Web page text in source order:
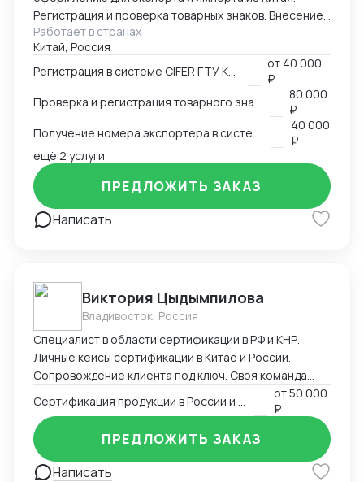
Регистрация и проверка товарных знаков. Внесение
в таможенный реестр товарных знаков.
Изготовление маркировки для пищевой продукции
для реализации в Китае. Получение номера
HS и CIQ кодов.
Работает в странах
Китай, Россия
от 40 000
₽
80 000
₽
40 000
₽
ещё 2 услуги
Написать
ПРЕДЛОЖИТЬ ЗАКАЗ
Виктория Цыдымпилова
Владивосток, Россия
Специалист в области сертификации в РФ и КНР.
Личные кейсы сертификации в Китае и России.
Сопровождение клиента под ключ. Своя команда
от50 000
₽
Написать
ПРЕДЛОЖИТЬ ЗАКАЗ